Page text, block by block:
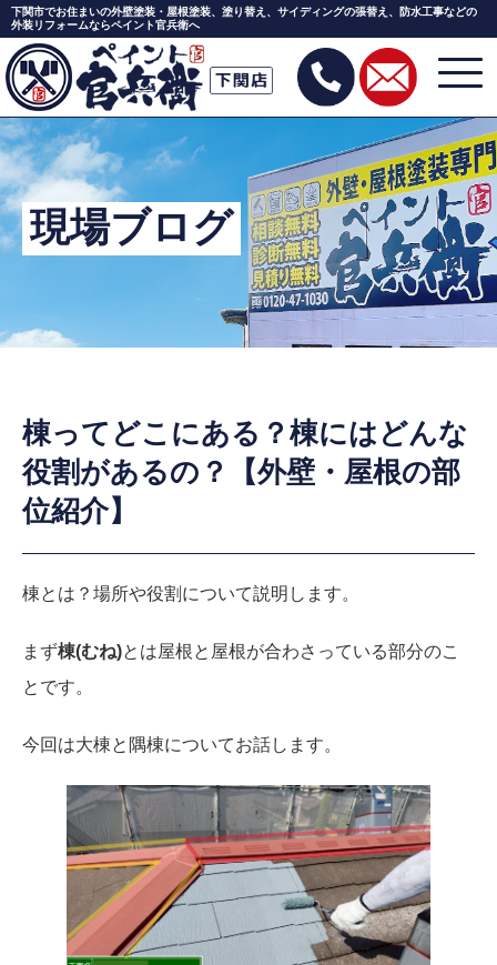
Skip
to
the
content
下関市でお住まいの外壁塗装・屋根塗装、塗り替え、サイディングの張替え、防水工事などの
外装リフォームならペイント官兵衛へ
現場ブログ
棟ってどこにある？棟にはどんな
役割があるの？【外壁・屋根の部
位紹介】
棟とは？場所や役割について説明します。
まず棟(むね)とは屋根と屋根が合わさっている部分のこ
とです。
今回は大棟と隅棟についてお話します。